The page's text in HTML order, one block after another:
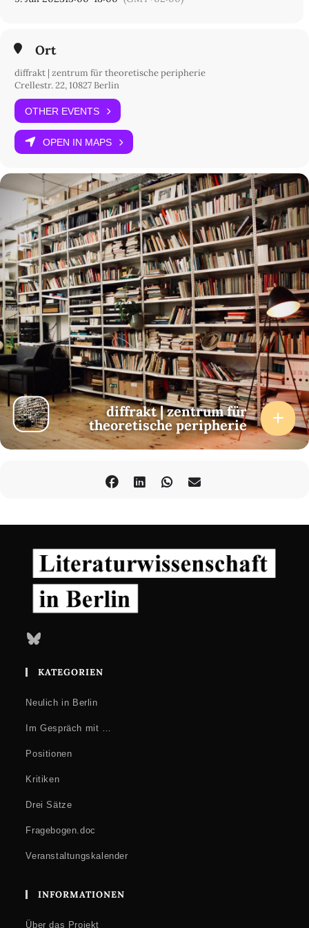
Ort
diffrakt | zentrum für theoretische peripherie
Crellestr. 22, 10827 Berlin
OTHER EVENTS
OPEN IN MAPS
diffrakt | zentrum für
theoretische peripherie
Bluesky
KATEGORIEN
Neulich in Berlin
Im Gespräch mit …
Positionen
Kritiken
Drei Sätze
Fragebogen.doc
Veranstaltungskalender
INFORMATIONEN
Über das Projekt